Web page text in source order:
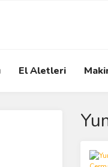
El Aletleri